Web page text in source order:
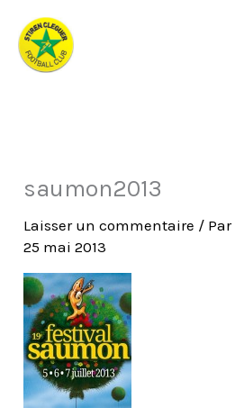
contenu
saumon2013
Laisser un commentaire / Par
25 mai 2013